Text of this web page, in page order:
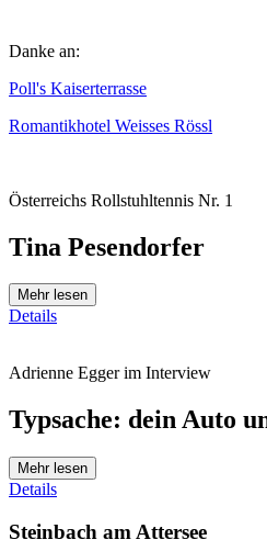
Danke an:
Poll's Kaiserterrasse
Romantikhotel Weisses Rössl
Österreichs Rollstuhltennis Nr. 1
Tina Pesendorfer
Mehr lesen
Details
Adrienne Egger im Interview
Typsache: dein Auto
Mehr lesen
Details
Steinbach am Attersee